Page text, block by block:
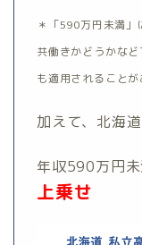
＊「590万円未満
共働きかどうかな
も適用されることが
加えて、北海
年収590万円
上乗せ